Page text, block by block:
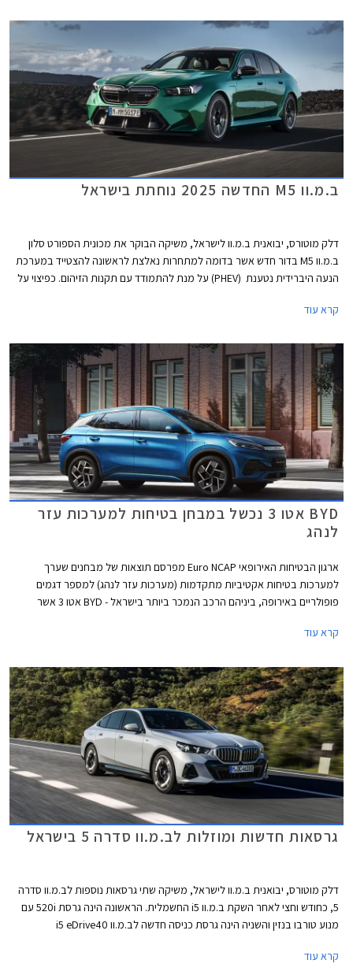
ב.מ.וו M5 החדשה 2025 נוחתת בישראל
דלק מוטורס, יבואנית ב.מ.וו לישראל, משיקה הבוקר את מכונית הספורט סלון
ב.מ.וו M5 בדור חדש אשר בדומה למתחרות נאלצת לראשונה להצטייד במערכת
הנעה היברידית נטענת (PHEV) על מנת להתמודד עם תקנות הזיהום. כפיצוי על
של עד 68 ק"מ. מחירה של ב.מ.וו M5 החדשה 2025 עומד על 1,199,900 ₪.
קרא עוד
BYD אטו 3 נכשל במבחן בטיחות למערכות עזר
לנהג
ארגון הבטיחות האירופאי Euro NCAP מפרסם תוצאות של מבחנים שערך
למערכות בטיחות אקטיביות מתקדמות (מערכות עזר לנהג) למספר דגמים
פופולריים באירופה, ביניהם הרכב הנמכר ביותר בישראל - BYD אטו 3 אשר
קרא עוד
גרסאות חדשות ומוזלות לב.מ.וו סדרה 5 בישראל
דלק מוטורס, יבואנית ב.מ.וו לישראל, משיקה שתי גרסאות נוספות לב.מ.וו סדרה
5, כחודש וחצי לאחר השקת ב.מ.וו i5 החשמלית. הראשונה הינה גרסת 520i עם
מנוע טורבו בנזין והשניה הינה גרסת כניסה חדשה לב.מ.וו i5 eDrive40
קרא עוד